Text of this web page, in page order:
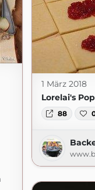
1 März 2018
Lorelai's
88